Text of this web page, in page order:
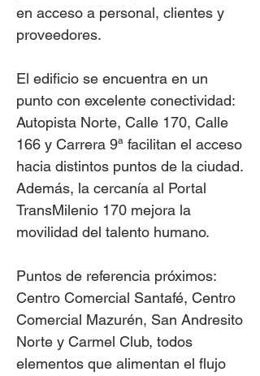
en acceso a personal, clientes y
proveedores.
El edificio se encuentra en un
punto con excelente conectividad:
Autopista Norte, Calle 170, Calle
166 y Carrera 9ª facilitan el acceso
hacia distintos puntos de la ciudad.
Además, la cercanía al Portal
TransMilenio 170 mejora la
movilidad del talento humano.
Puntos de referencia próximos:
Centro Comercial Santafé, Centro
Comercial Mazurén, San Andresito
Norte y Carmel Club, todos
elementos que alimentan el flujo